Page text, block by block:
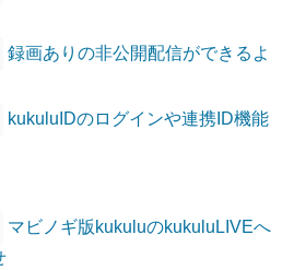
録画ありの非公開配信ができるよ
kukuluIDのログインや連携ID機能
マビノギ版kukuluのkukuluLIVEへ